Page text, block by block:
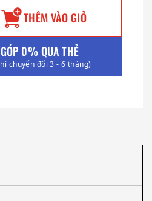
THÊM VÀO GIỎ
0% QUA THẺ
chuyển đổi 3 - 6 tháng)